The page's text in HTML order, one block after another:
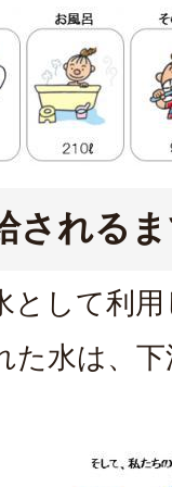
される
として利
た水は、